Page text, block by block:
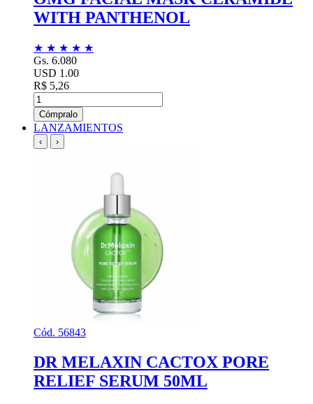
WITH PANTHENOL
★ ★ ★ ★ ★
Gs. 6.080
USD 1.00
R$ 5,26
Cómpralo
LANZAMIENTOS
‹ ›
Cód. 56843
DR MELAXIN CACTOX PORE
RELIEF SERUM 50ML